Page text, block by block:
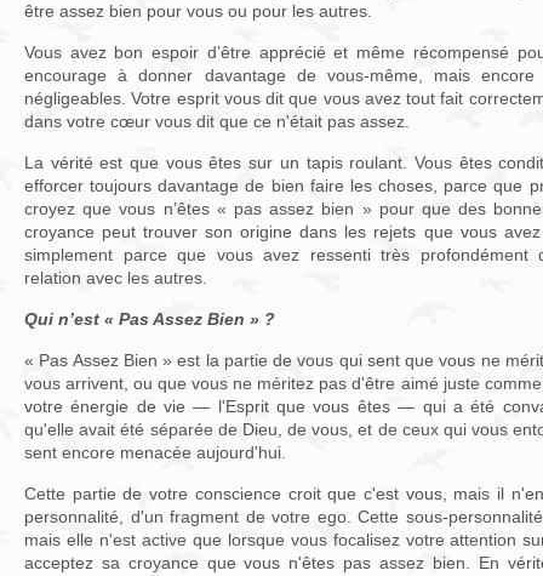
être assez bien pour vous ou pour les autres.
Vous avez bon espoir d’être apprécié et même récompensé
encourage à donner davantage de vous-même, mais
négligeables. Votre esprit vous dit que vous avez tout fait
dans votre cœur vous dit que ce n'était pas assez.
La vérité est que vous êtes sur un tapis roulant. Vous êtes
efforcer toujours davantage de bien faire les choses, parce que
croyez que vous n’êtes « pas assez bien » pour que des
croyance peut trouver son origine dans les rejets que vous
simplement parce que vous avez ressenti très profondément
relation avec les autres.
Qui n’est « Pas Assez Bien » ?
« Pas Assez Bien » est la partie de vous qui sent que vous ne
vous arrivent, ou que vous ne méritez pas d'être aimé juste
votre énergie de vie — l'Esprit que vous êtes — qui a été
qu'elle avait été séparée de Dieu, de vous, et de ceux qui vous
sent encore menacée aujourd'hui.
Cette partie de votre conscience croit que c'est vous, mais il
personnalité, d'un fragment de votre ego. Cette sous-
mais elle n'est active que lorsque vous focalisez votre attention
acceptez sa croyance que vous n'êtes pas assez bien. En